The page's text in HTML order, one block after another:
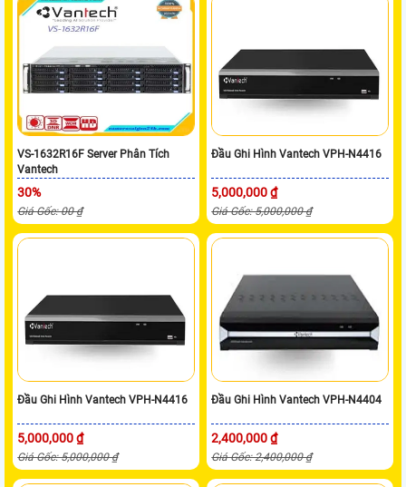
VS-1632R16F Server Phân Tích
Vantech
30%
Giá Gốc: 00 ₫
Đầu Ghi Hình Vantech VPH-N4416
5,000,000 ₫
Giá Gốc: 5,000,000 ₫
Đầu Ghi Hình Vantech VPH-N4416
5,000,000 ₫
Giá Gốc: 5,000,000 ₫
Đầu Ghi Hình Vantech VPH-N4404
2,400,000 ₫
Giá Gốc: 2,400,000 ₫